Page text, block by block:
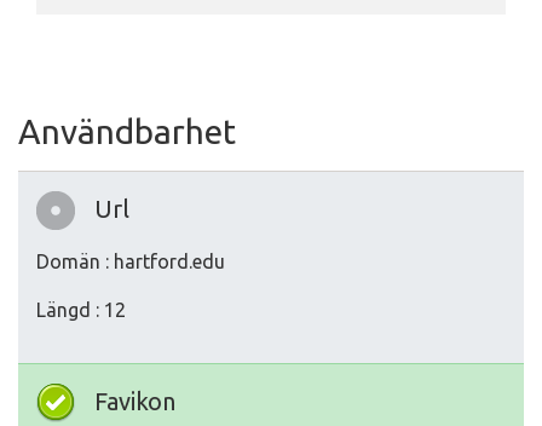
Användbarhet
Url
Domän : hartford.edu
Längd : 12
Favikon